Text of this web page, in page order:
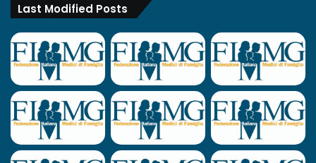
Last Modified Posts